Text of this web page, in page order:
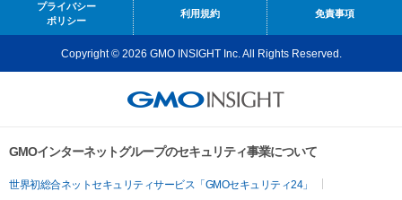
プライバシー
ポリシー
利用規約 免責事項
Copyright © 2026 GMO INSIGHT Inc. All Rights Reserved.
GMOインターネットグループのセキュリティ事業について
世界初総合ネットセキュリティサービス「GMOセキュリティ24」